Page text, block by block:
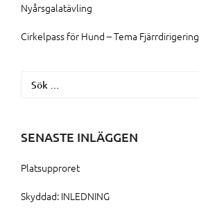
Nyårsgalatävling
Cirkelpass för Hund – Tema Fjärrdirigering
Sök
SENASTE INLÄGGEN
Platsupproret
Skyddad: INLEDNING